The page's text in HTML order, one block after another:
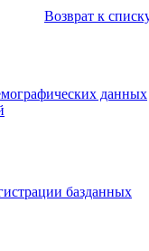
Возврат к
данных
базданных